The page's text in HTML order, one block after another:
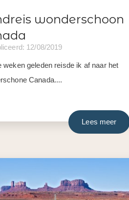
wonderschoon
12/08/2019
weken geleden reisde ik af naar het
Canada....
Lees meer